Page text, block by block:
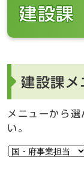
建設課
建設課メ
メニューから
い。